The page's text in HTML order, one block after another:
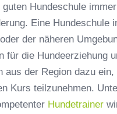
Hundeschule
Eine Hundeschule
der näheren
für die Hundeerziehung
aus der Region dazu ein,
Kurs teilzunehmen.
Hundetrainer